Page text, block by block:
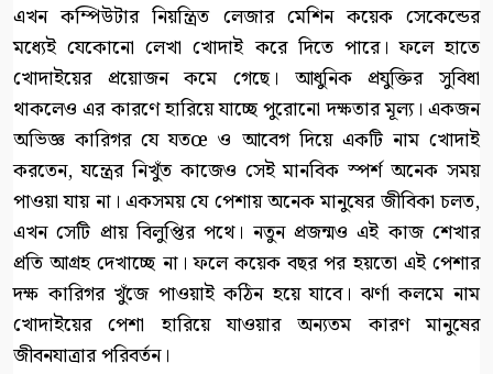
এখন কম্পিউটার নিয়ন্ত্রিত লেজার মেশিন কয়েক সেকেন্ডের
মধ্যেই যেকোনো লেখা খোদাই করে দিতে পারে। ফলে হাতে
খোদাইয়ের প্রয়োজন কমে গেছে। আধুনিক প্রযুক্তির সুবিধা
থাকলেও এর কারণে হারিয়ে যাচ্ছে পুরোনো দক্ষতার মূল্য। একজন
অভিজ্ঞ কারিগর যে যতœ ও আবেগ দিয়ে একটি নাম খোদাই
করতেন, যন্ত্রের নিখুঁত কাজেও সেই মানবিক স্পর্শ অনেক সময়
পাওয়া যায় না। একসময় যে পেশায় অনেক মানুষের জীবিকা চলত,
এখন সেটি প্রায় বিলুপ্তির পথে। নতুন প্রজন্মও এই কাজ শেখার
প্রতি আগ্রহ দেখাচ্ছে না। ফলে কয়েক বছর পর হয়তো এই পেশার
দক্ষ কারিগর খুঁজে পাওয়াই কঠিন হয়ে যাবে। ঝর্ণা কলমে নাম
খোদাইয়ের পেশা হারিয়ে যাওয়ার অন্যতম কারণ মানুষের
জীবনযাত্রার পরিবর্তন।